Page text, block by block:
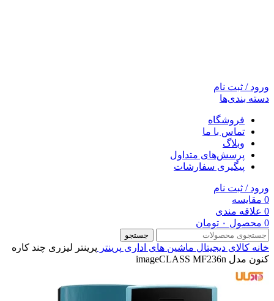
ورود / ثبت نام
دسته بندی‌ها
فروشگاه
تماس با ما
وبلاگ
پرسش‌های متداول
پیگیری سفارشات
ورود / ثبت نام
0 مقایسه
0 علاقه مندی
0 محصول ۰ تومان
جستجو
خانه کالای دیجیتال ماشین های اداری پرینتر پرینتر لیزری چند کاره
کنون مدل imageCLASS MF236n